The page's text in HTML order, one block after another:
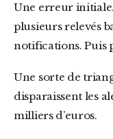
Une erreur
plusieurs relevés
notifications. Puis
Une sorte de triangle des Bermudes comptable où
disparaissent les
milliers d’euros.